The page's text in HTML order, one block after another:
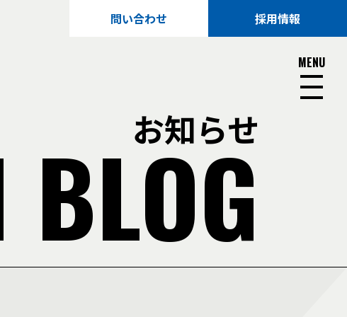
問い合わせ 採用情報
MENU
お知らせ